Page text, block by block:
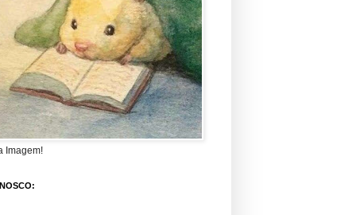
Imagem!